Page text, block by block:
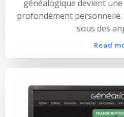
généalogique devient
profondément
sous des
Read